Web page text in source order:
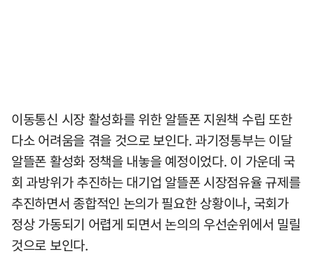
이동통신 시장 활성화를 위한 알뜰폰 지원책 수립 또한
다소 어려움을 겪을 것으로 보인다. 과기정통부는 이달
알뜰폰 활성화 정책을 내놓을 예정이었다. 이 가운데 국
회 과방위가 추진하는 대기업 알뜰폰 시장점유율 규제를
추진하면서 종합적인 논의가 필요한 상황이나, 국회가
정상 가동되기 어렵게 되면서 논의의 우선순위에서 밀릴
것으로 보인다.